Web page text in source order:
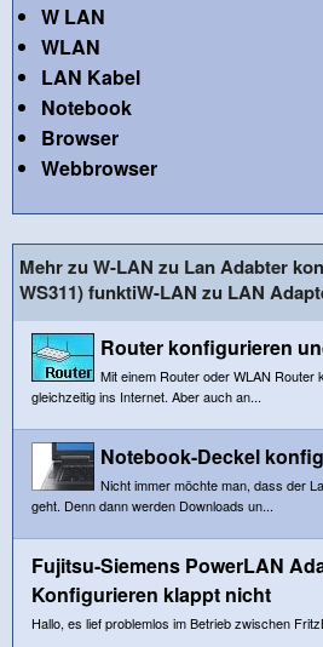
W LAN
WLAN
LAN Kabel
Notebook
Browser
Webbrowser
Mehr zu W-LAN zu Lan Adabter
WS311) funktiW-LAN zu LAN
Router konfigurieren
Mit einem Router oder WLAN Router
gleichzeitig ins Internet. Aber auch an...
Notebook-Deckel
Nicht immer möchte man, dass der
geht. Denn dann werden Downloads un...
Fujitsu-Siemens PowerLAN
Konfigurieren klappt nicht
Hallo, es lief problemlos im Betrieb zwischen